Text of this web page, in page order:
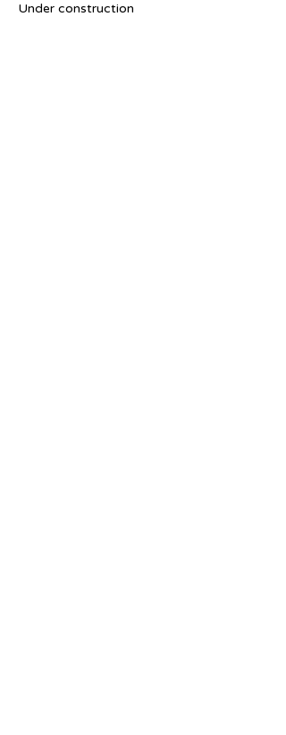
Under construction